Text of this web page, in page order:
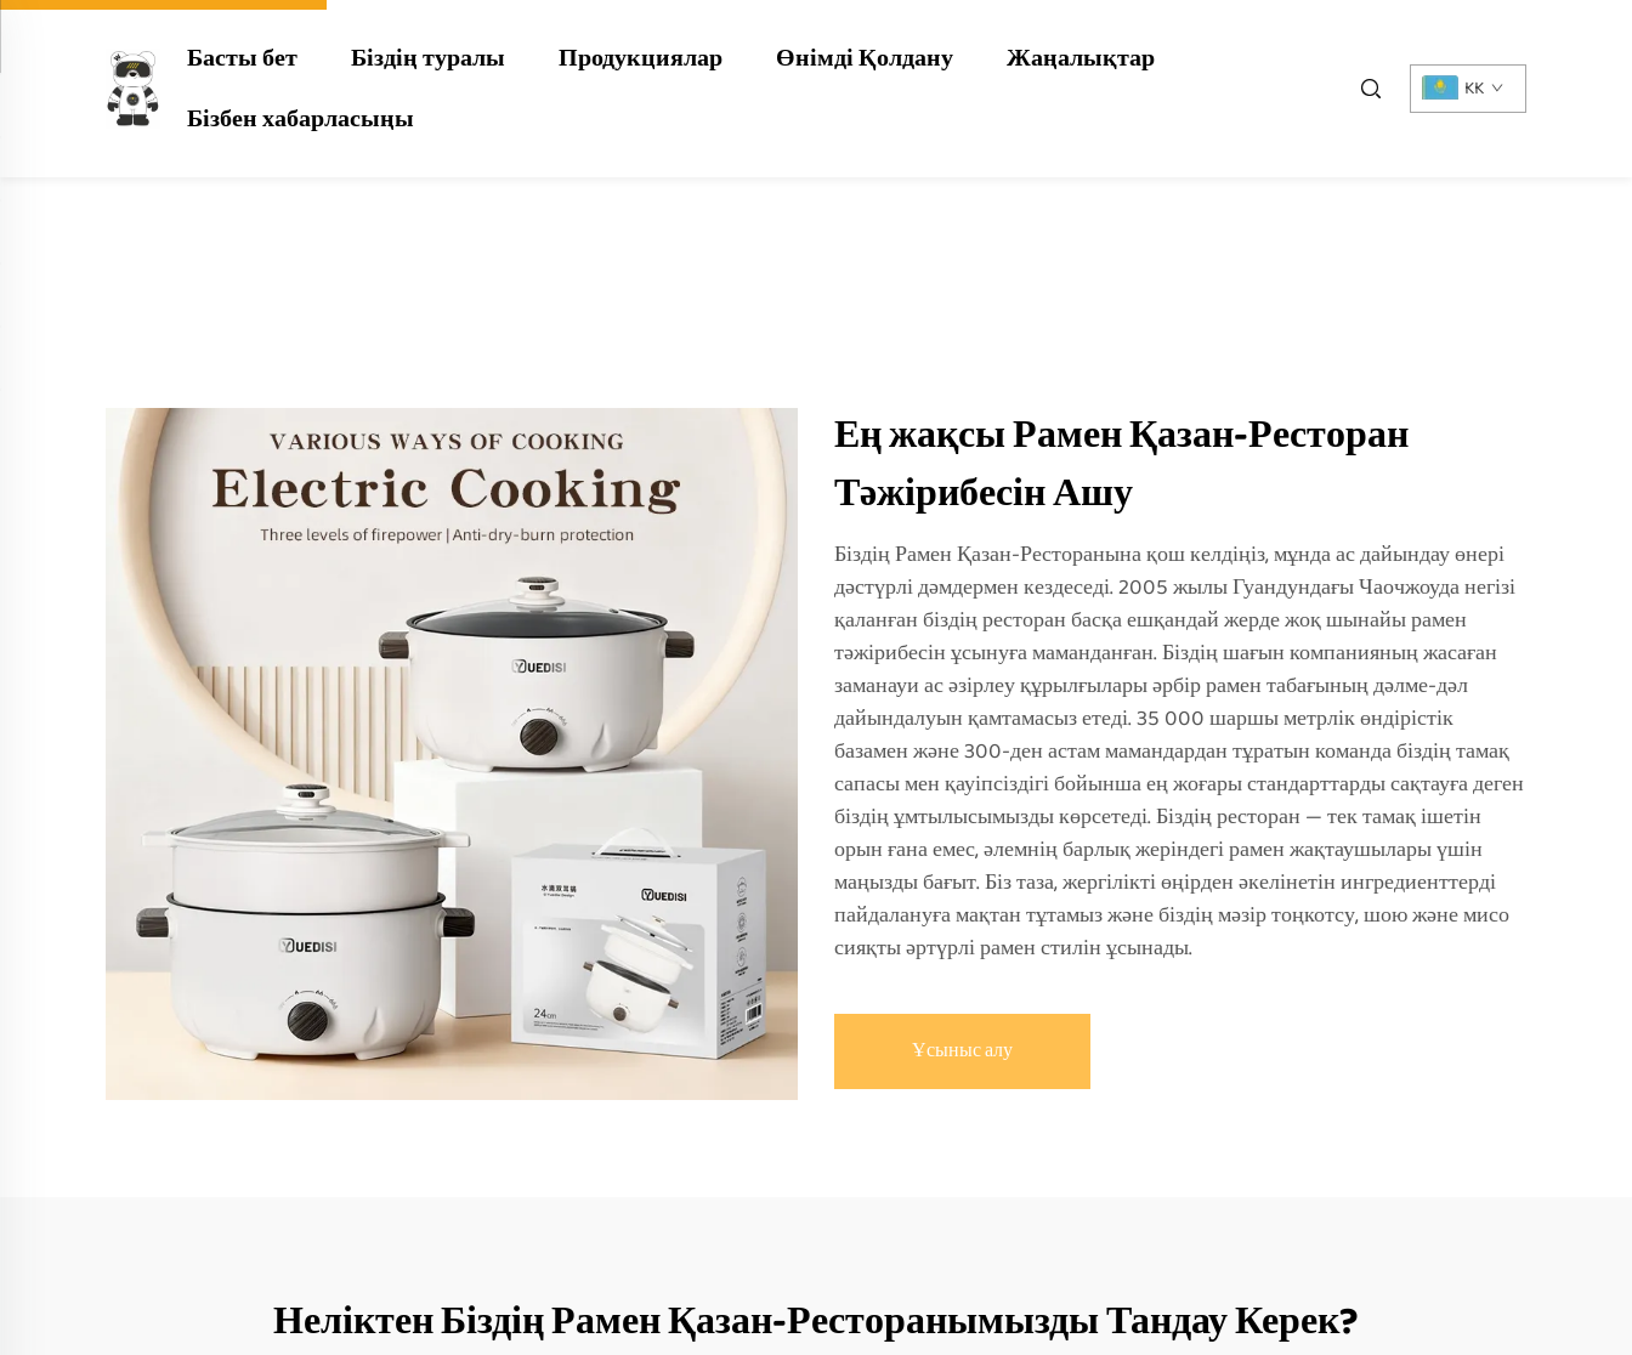
Басты бет Біздің туралы Продукциялар Өнімді Қолдану
Жаңалықтар
Бізбен хабарласыңы
KK
Ең жақсы Рамен Қазан-Ресторан
Тәжірибесін Ашу
Біздің Рамен Қазан-Ресторанына қош келдіңіз, мұнда ас дайындау өнері
дәстүрлі дәмдермен кездеседі. 2005 жылы Гуандундағы Чаочжоуда негізі
қаланған біздің ресторан басқа ешқандай жерде жоқ шынайы рамен
тәжірибесін ұсынуға маманданған. Біздің шағын компанияның жасаған
заманауи ас әзірлеу құрылғылары әрбір рамен табағының дәлме-дәл
дайындалуын қамтамасыз етеді. 35 000 шаршы метрлік өндірістік
базамен және 300-ден астам мамандардан тұратын команда біздің тамақ
сапасы мен қауіпсіздігі бойынша ең жоғары стандарттарды сақтауға деген
біздің ұмтылысымызды көрсетеді. Біздің ресторан — тек тамақ ішетін
орын ғана емес, әлемнің барлық жеріндегі рамен жақтаушылары үшін
маңызды бағыт. Біз таза, жергілікті өңірден әкелінетін ингредиенттерді
пайдалануға мақтан тұтамыз және біздің мәзір тоңкотсу, шою және мисо
сияқты әртүрлі рамен стилін ұсынады.
Ұсыныс алу
Неліктен Біздің Рамен Қазан-Ресторанымызды Тандау Керек?